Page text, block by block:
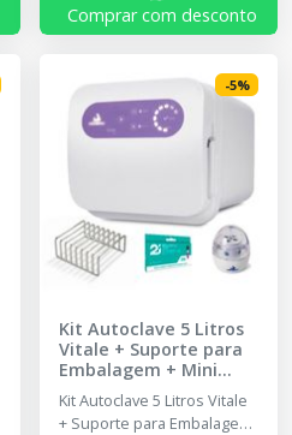
Comprar com desconto
-5%
Kit Autoclave 5 Litros
Vitale + Suporte para
Embalagem + Mini
Incubadora + Indicador
Biológico-CRISTÓFOLI
Kit Autoclave 5 Litros Vitale
+ Suporte para Embalagem